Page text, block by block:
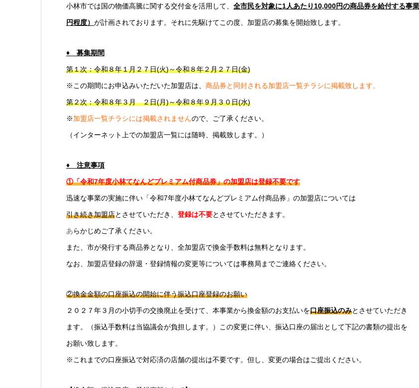
小林市では国の物価高騰に関する交付金を活用して、 全市民を対象に1人あたり10,000円の商品券を給付する事
円程度） が計画されております。 それに先駆けてこの度、加盟店の募集を開始致します。
♦ 募集期間
第１次：令和８年１月２７日(火)～令和８年２月２７日(金)
※この期間にお申込みいただいた加盟店は、 商品券と同封される加盟店一覧チラシに掲載致します。
第２次：令和８年３月 ２日(月)～令和８年９月３０日(水)
※加盟店一覧チラシには掲載されませんので、ご了承ください。
（インターネット上での加盟店一覧には随時、掲載致します。）
♦ 注意事項
①「令和7年度小林てなんどプレミアム付商品券」の加盟店は登録不要です
迅速な事業の実施に伴い「令和7年度小林てなんどプレミアム付商品券」の加盟店については
引き続き加盟店とさせていただき、 登録は不要とさせていただきます。
あらかじめご了承ください。
また、市が発行する商品券となり、全加盟店で換金手数料は無料となります。
なお、加盟店登録の辞退・登録情報の変更等については事務局までご連絡ください。
②換金金額の口座振込の開始に伴う振込口座登録のお願い
２０２７年３月の小切手の交換廃止を受けて、本事業から換金額のお支払いを口座振込のみとさせていただき
ます。（振込手数料は当協議会が負担します。）この変更に伴い、振込口座の届出として下記の書類の提出を
お願い致します。
※これまでの口座振込で対応済の店舗の提出は不要です。但し、変更の場合はご提出ください。